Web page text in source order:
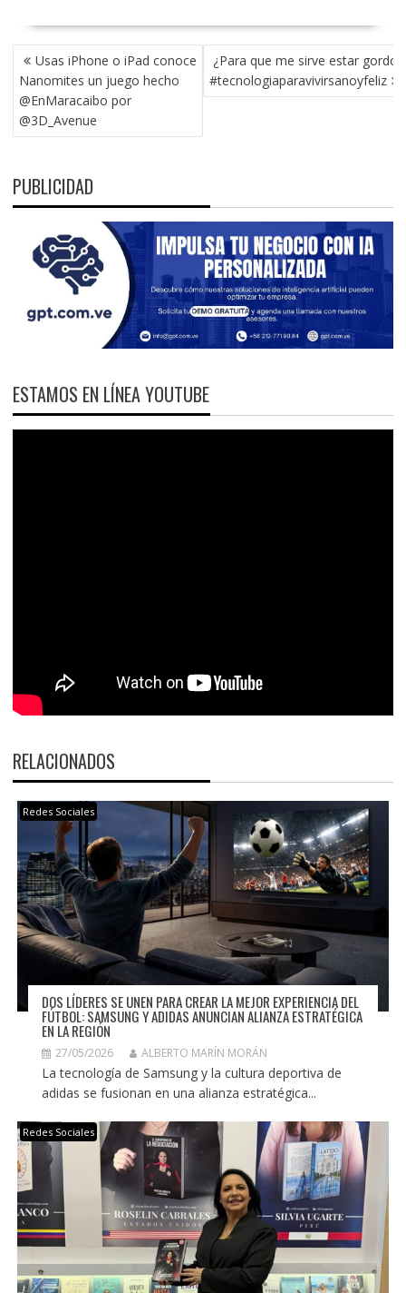
NAVEGACIÓN
DE
ENTRADAS
Usas iPhone o iPad conoce
Nanomites un juego hecho
@EnMaracaibo por
@3D_Avenue
¿Para que me sirve estar gordo?
#tecnologiaparavivirsanoyfeliz
PUBLICIDAD
ESTAMOS EN LÍNEA YOUTUBE
RELACIONADOS
Redes Sociales
DOS LÍDERES SE UNEN PARA CREAR LA MEJOR EXPERIENCIA DEL
FÚTBOL: SAMSUNG Y ADIDAS ANUNCIAN ALIANZA ESTRATÉGICA
EN LA REGIÓN
27/05/2026 ALBERTO MARÍN MORÁN
La tecnología de Samsung y la cultura deportiva de
adidas se fusionan en una alianza estratégica...
Redes Sociales